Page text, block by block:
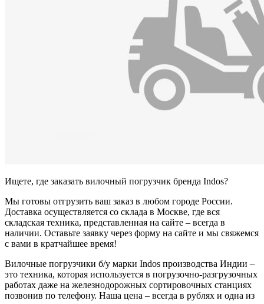
Ищете, где заказать вилочный погрузчик бренда Indos?
Мы готовы отгрузить ваш заказ в любом городе России.
Доставка осуществляется со склада в Москве, где вся
складская техника, представленная на сайте – всегда в
наличии. Оставьте заявку через форму на сайте и мы свяжемся
с вами в кратчайшее время!
Вилочные погрузчики б/у марки Indos производства Индии –
это техника, которая используется в погрузочно-разгрузочных
работах даже на железнодорожных сортировочных станциях
позвонив по телефону. Наша цена – всегда в рублях и одна из